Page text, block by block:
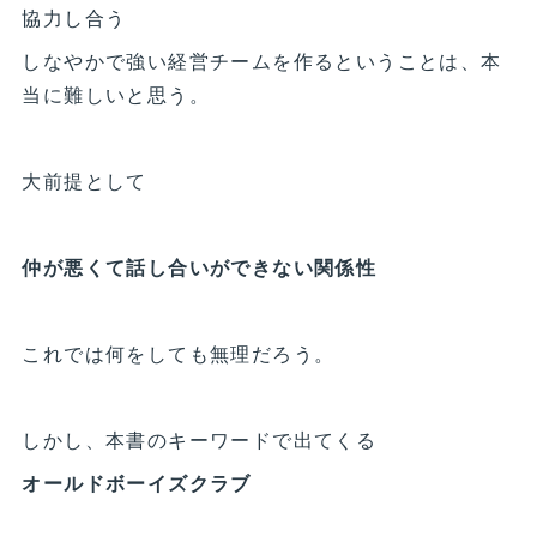
協力し合う
しなやかで強い経営チームを作るということは、本
当に難しいと思う。
大前提として
仲が悪くて話し合いができない関係性
これでは何をしても無理だろう。
しかし、本書のキーワードで出てくる
オールドボーイズクラブ